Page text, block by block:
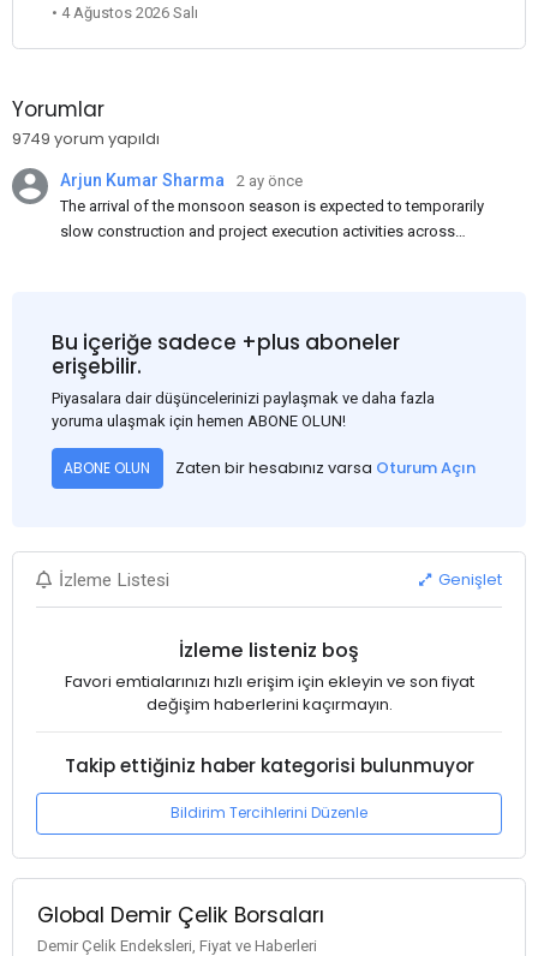
• 4 Ağustos 2026 Salı
Yorumlar
9749 yorum yapıldı
Arjun Kumar Sharma
2 ay önce
The arrival of the monsoon season is expected to temporarily
slow construction and project execution activities across
and rural construction projects is expected to provide support
to the market despite seasonal disruptions caused by heavy
rainfall.
Bu içeriğe sadece +plus aboneler
erişebilir.
Piyasalara dair düşüncelerinizi paylaşmak ve daha fazla
yoruma ulaşmak için hemen ABONE OLUN!
ABONE OLUN Zaten bir hesabınız varsa Oturum Açın
İzleme Listesi Genişlet
İzleme listeniz boş
Favori emtialarınızı hızlı erişim için ekleyin ve son fiyat
değişim haberlerini kaçırmayın.
Takip ettiğiniz haber kategorisi bulunmuyor
Bildirim Tercihlerini Düzenle
Global Demir Çelik Borsaları
Demir Çelik Endeksleri, Fiyat ve Haberleri